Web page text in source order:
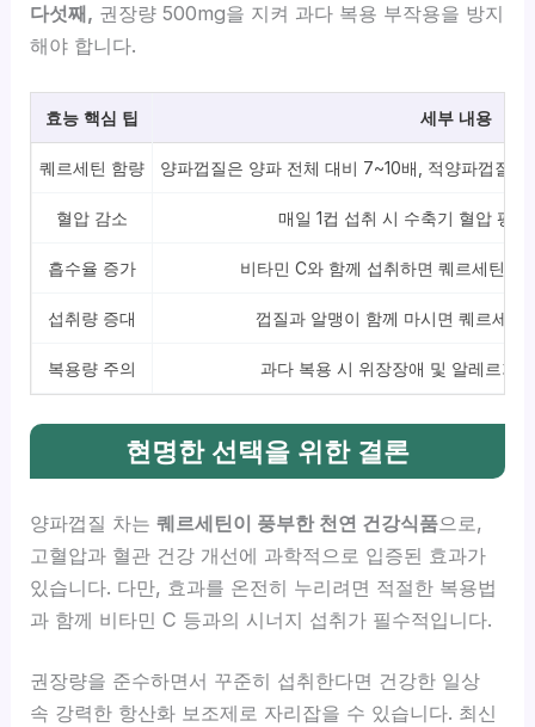
다섯째, 권장량 500mg을 지켜 과다 복용 부작용을 방지
해야 합니다.
효능 핵심 팁 세부 내용
퀘르세틴 함량 양파껍질은 양파 전체 대비 7~10배, 적양파껍질
혈압 감소 매일 1컵 섭취 시 수축기 혈압 평
흡수율 증가 비타민 C와 함께 섭취하면 퀘르세틴
섭취량 증대 껍질과 알맹이 함께 마시면 퀘르세틴
복용량 주의 과다 복용 시 위장장애 및 알레르기
현명한 선택을 위한 결론
양파껍질 차는퀘르세틴이 풍부한 천연 건강식품으로,
고혈압과 혈관 건강 개선에 과학적으로 입증된 효과가
있습니다. 다만, 효과를 온전히 누리려면 적절한 복용법
과 함께 비타민 C 등과의 시너지 섭취가 필수적입니다.
권장량을 준수하면서 꾸준히 섭취한다면 건강한 일상
속 강력한 항산화 보조제로 자리잡을 수 있습니다. 최신